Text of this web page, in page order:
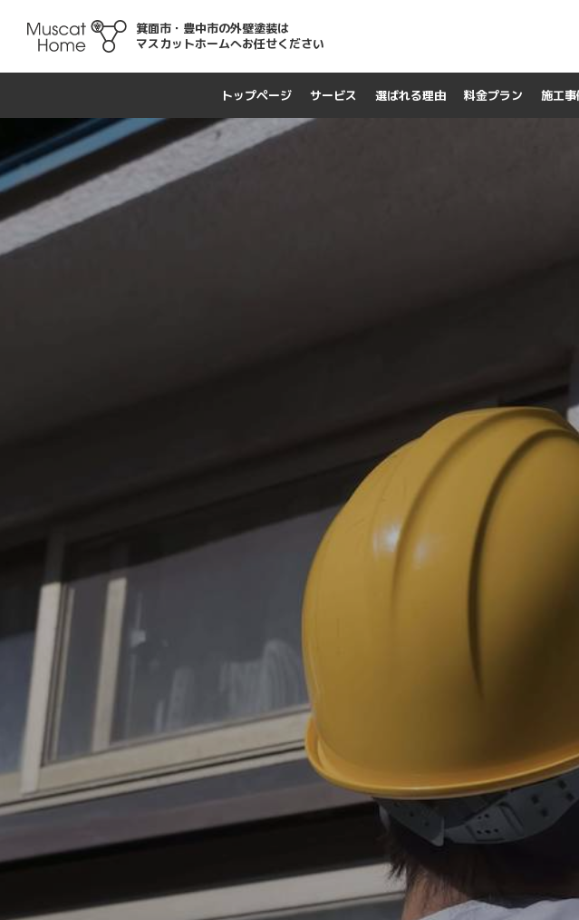
箕面市・豊中市の外壁塗装は
マスカットホームへお任せください
トップページ サービス 選ばれる理由 料金プラン 施工事